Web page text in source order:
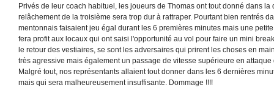
Privés de leur coach habituel, les joueurs de Thomas ont tout donné dans
relâchement de la troisième sera trop dur à rattraper. Pourtant bien rentrés
mentonnais faisaient jeu égal durant les 6 premières minutes mais une
fera profit aux locaux qui ont saisi l'opportunité au vol pour faire un mini
le retour des vestiaires, se sont les adversaires qui prirent les choses en
très agressive mais également un passage de vitesse supérieure en
Malgré tout, nos représentants allaient tout donner dans les 6 dernières
mais qui sera malheureusement insuffisante. Dommage !!!!